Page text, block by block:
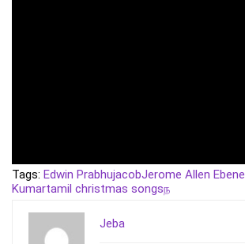
Tags: Edwin PrabhujacobJerome Allen
Kumartamil christmas songsந
Jeba